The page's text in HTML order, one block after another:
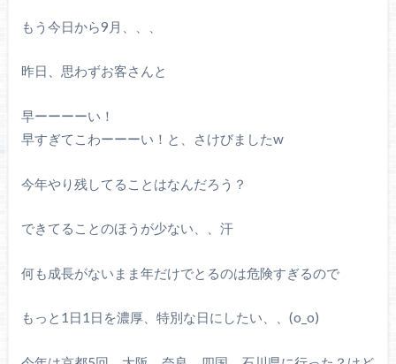
もう今日から9月、、、
昨日、思わずお客さんと
早ーーーーい！
早すぎてこわーーーい！と、さけびましたw
今年やり残してることはなんだろう？
できてることのほうが少ない、、汗
何も成長がないまま年だけでとるのは危険すぎるので
もっと1日1日を濃厚、特別な日にしたい、、(o_o)